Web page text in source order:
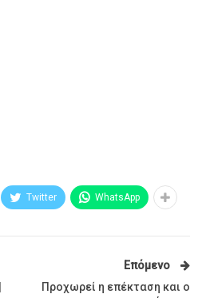
Twitter WhatsApp
Επόμενο
Προχωρεί η επέκταση και ο